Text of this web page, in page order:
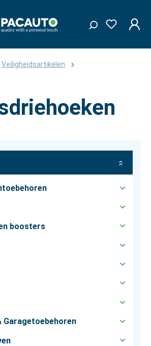
Veiligheidsartikelen
boosters
Garagetoebehoren